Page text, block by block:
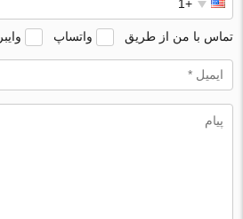
تماس با من از طریق واتساپ وایبر